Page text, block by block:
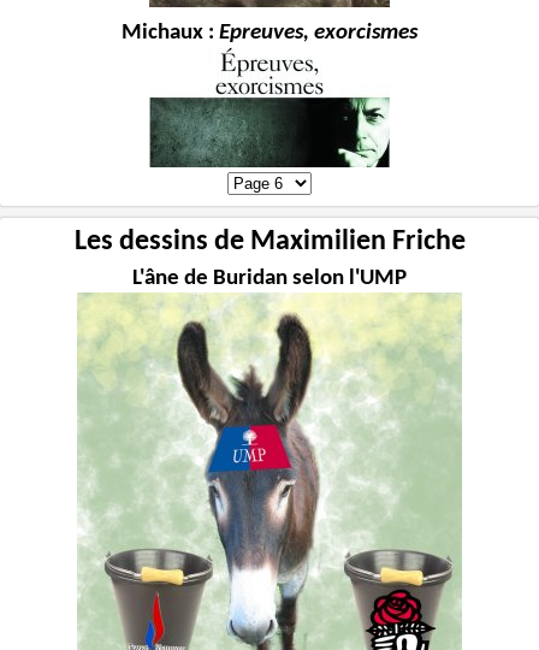
Michaux : Epreuves, exorcismes
Les dessins de Maximilien Friche
L'âne de Buridan selon l'UMP